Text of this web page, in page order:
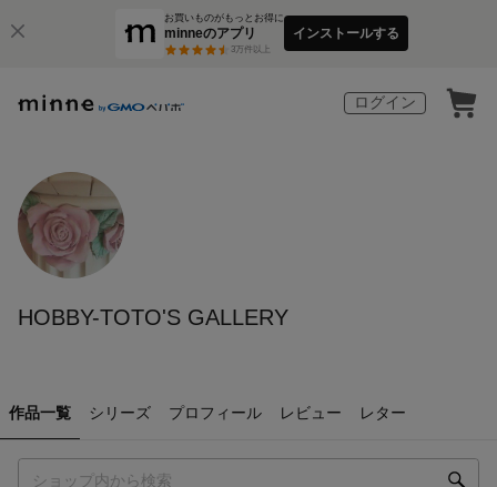
お買いものがもっとお得に
minneのアプリ
3万件以上
インストールする
ログイン
HOBBY-TOTO'S GALLERY
作品一覧 シリーズ プロフィール レビュー レター